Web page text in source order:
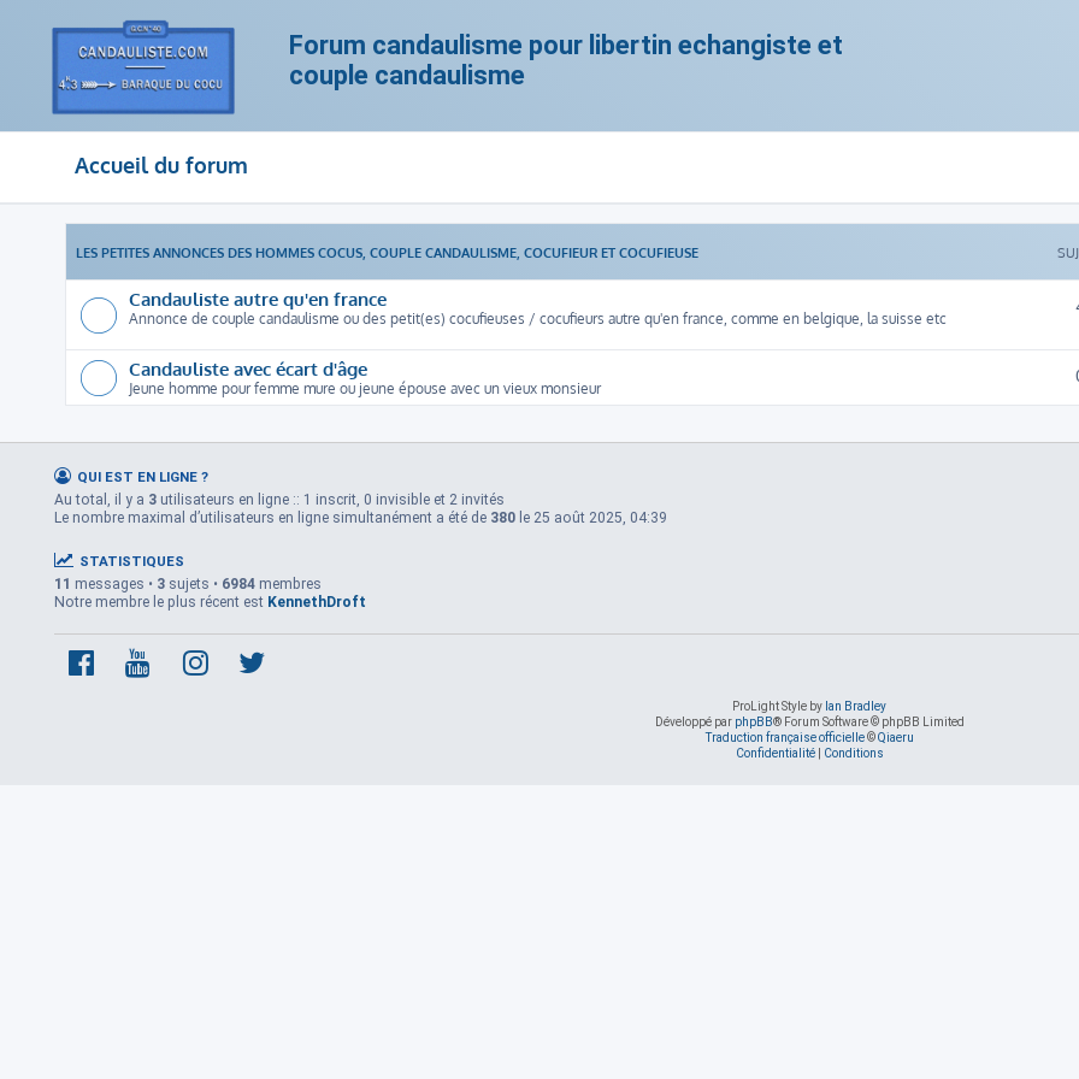
Forum candaulisme pour libertin echangiste et
couple candaulisme
Accueil du forum
LES PETITES ANNONCES DES HOMMES COCUS, COUPLE CANDAULISME, COCUFIEUR ET COCUFIEUSE
Candauliste autre qu'en france
Annonce de couple candaulisme ou des petit(es) cocufieuses / cocufieurs autre qu'en france, comme en belgique, la suisse etc
Candauliste avec écart d'âge
Jeune homme pour femme mure ou jeune épouse avec un vieux monsieur
QUI EST EN LIGNE ?
Au total, il y a 3 utilisateurs en ligne :: 1 inscrit, 0 invisible et 2 invités
Le nombre maximal d’utilisateurs en ligne simultanément a été de 380 le 25 août 2025, 04:39
STATISTIQUES
11 messages • 3 sujets • 6984 membres
Notre membre le plus récent est KennethDroft
ProLight Style by Ian Bradley
Développé par phpBB® Forum Software © phpBB Limited
Traduction française officielle©Qiaeru
Confidentialité| Conditions